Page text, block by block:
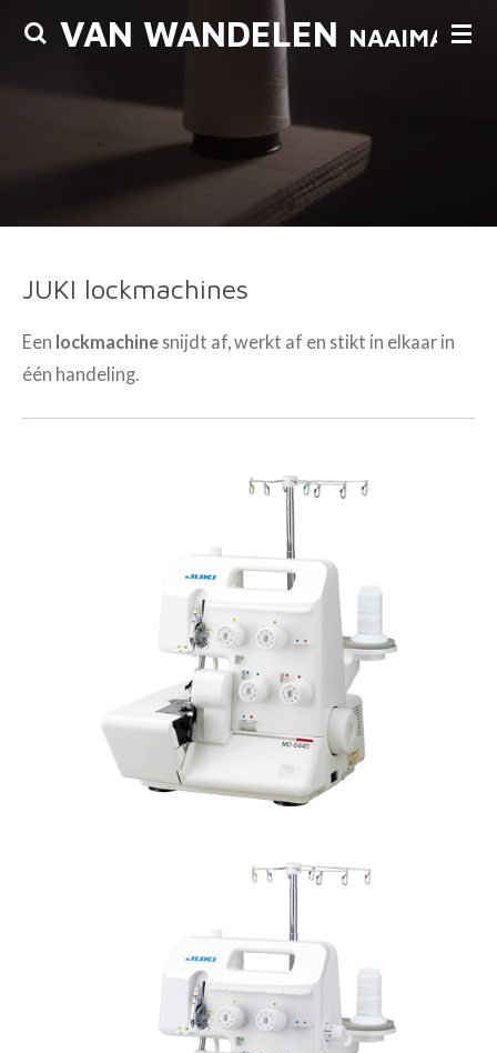
Ga
hoofdinhoud
VAN WANDELEN
JUKI lockmachines
Een lockmachine snijdt af, werkt af en stikt in elkaar in
één handeling.